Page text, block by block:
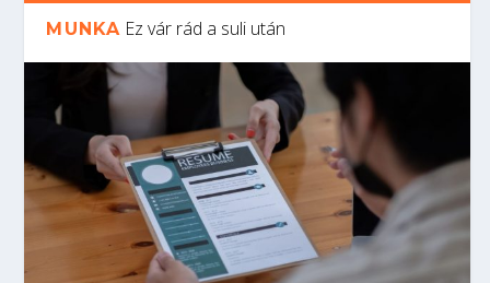
MUNKA Ez vár rád a suli után